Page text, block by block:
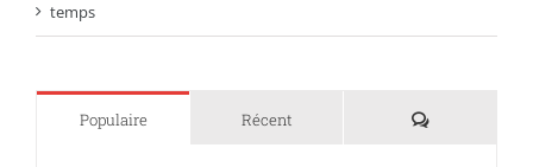
temps
Populaire Récent